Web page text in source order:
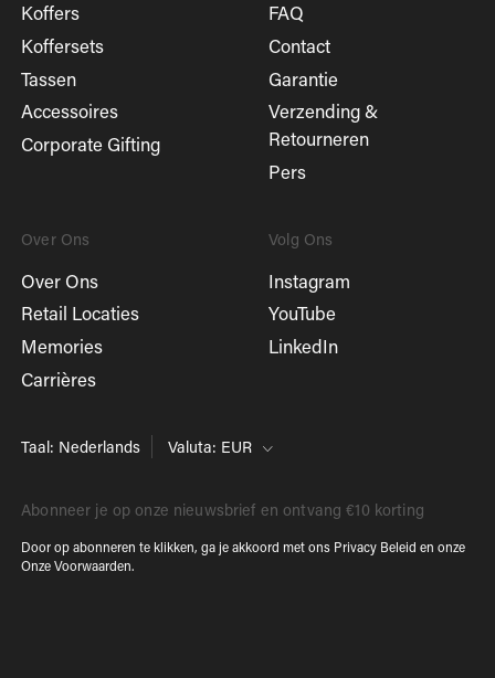
Koffers
Koffersets
Tassen
Accessoires
Corporate Gifting
FAQ
Contact
Garantie
Verzending &
Retourneren
Pers
Over Ons
Over Ons
Retail Locaties
Memories
Carrières
Volg Ons
Instagram
YouTube
LinkedIn
Taal: Nederlands Valuta: EUR
Abonneer je op onze nieuwsbrief en ontvang €10 korting
Door op abonneren te klikken, ga je akkoord met ons Privacy Beleid en onze
Onze Voorwaarden.